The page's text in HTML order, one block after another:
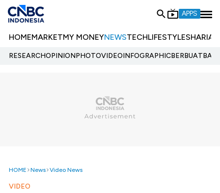
APPS
HOMEMARKETMY MONEYNEWSTECHLIFESTYLESHARIA
RESEARCHOPINIONPHOTOVIDEOINFOGRAPHIC
HOME News Video News
VIDEO